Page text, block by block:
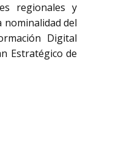
regionales y
del
Digital
Estratégico de